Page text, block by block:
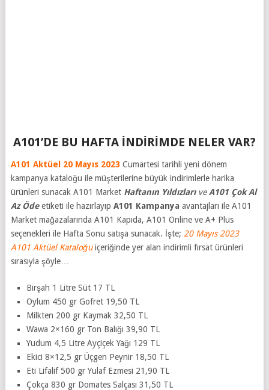
A101’DE BU HAFTA İNDİRİMDE NELER VAR?
A101 Aktüel 20 Mayıs 2023 Cumartesi tarihli yeni dönem
kampanya kataloğu ile müşterilerine büyük indirimlerle harika
ürünleri sunacak A101 Market Haftanın Yıldızları veA101 Çok Al
Az Ödeetiketi ile hazırlayıp A101 Kampanya avantajları ile A101
Market mağazalarında A101 Kapıda, A101 Online ve A+ Plus
seçenekleri ile Hafta Sonu satışa sunacak. İşte; 20 Mayıs 2023
A101 Aktüel Kataloğuiçeriğinde yer alan indirimli fırsat ürünleri
sırasıyla şöyle…
Birşah 1 Litre Süt 17 TL
Oylum 450 gr Gofret 19,50 TL
Milkten 200 gr Kaymak 32,50 TL
Wawa 2×160 gr Ton Balığı 39,90 TL
Yudum 4,5 Litre Ayçiçek Yağı 129 TL
Ekici 8×12,5 gr Üçgen Peynir 18,50 TL
Eti Lifalif 500 gr Yulaf Ezmesi 21,90 TL
Çokça 830 gr Domates Salçası 31,50 TL